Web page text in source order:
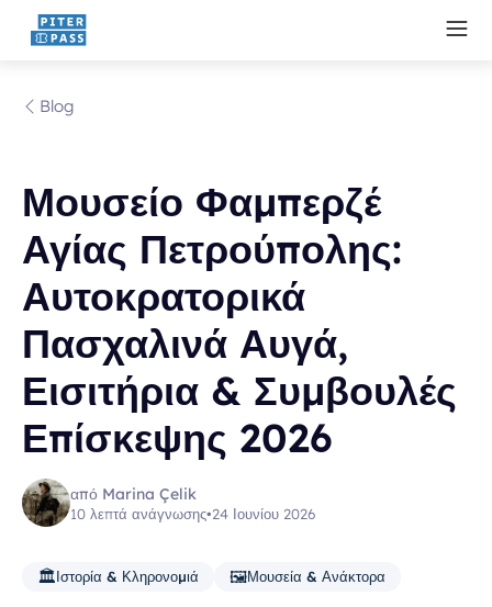
Blog
Μουσείο Φαμπερζέ
Αγίας Πετρούπολης:
Αυτοκρατορικά
Πασχαλινά Αυγά,
Εισιτήρια & Συμβουλές
Επίσκεψης 2026
από Marina Çelik
10 λεπτά ανάγνωσης•24 Ιουνίου 2026
🏛️Ιστορία & Κληρονομιά 🖼️Μουσεία & Ανάκτορα